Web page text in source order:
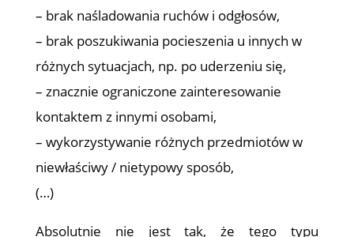
– brak naśladowania ruchów i odgłosów,
– brak poszukiwania pocieszenia u innych w
różnych sytuacjach, np. po uderzeniu się,
– znacznie ograniczone zainteresowanie
kontaktem z innymi osobami,
– wykorzystywanie różnych przedmiotów w
niewłaściwy / nietypowy sposób,
(…)
Absolutnie nie jest tak, że tego typu